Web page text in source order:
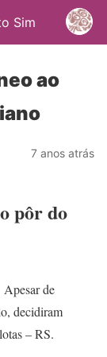
Sim
ao
7 anos atrás
pôr do
de
decidiram
– RS.